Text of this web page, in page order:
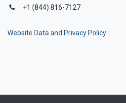
+1 (844) 816-7127
Website Data and Privacy Policy